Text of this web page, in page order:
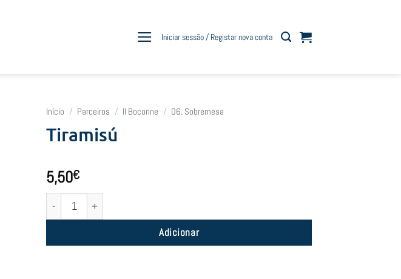
Iniciar sessão / Registar nova conta
Início / Parceiros / Il Boconne / 06. Sobremesa
Tiramisú
5,50€
Quantidade de Tiramisú
Adicionar